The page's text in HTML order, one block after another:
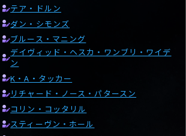
テア・ドルン
ダン・シモンズ
ブルース・マニング
デイヴィッド・ヘスカ・ワンブリ・ワイデ
ン
K・A・タッカー
リチャード・ノース・パタースン
コリン・コッタリル
スティーヴン・ホール